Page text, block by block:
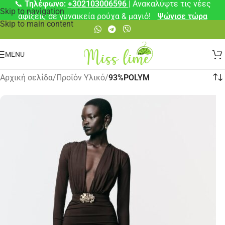
Skip to navigation
Skip to main content
📞 Τηλέφωνο: +302103006596 | Ανακαλύψτε τις νέες
αφίξεις σε γυναικεία ρούχα & μαγιό!
Ψώνισε τώρα
MENU
Αρχική σελίδα/Προϊόν Υλικό/93%POLYM